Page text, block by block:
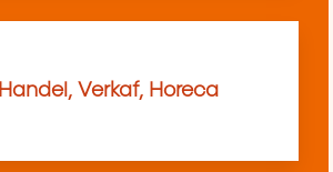
Handel, Verkaf, Horeca